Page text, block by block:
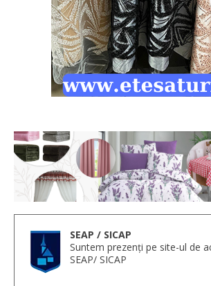
SEAP / SICAP
Suntem prezenți pe site-ul de
SEAP/ SICAP